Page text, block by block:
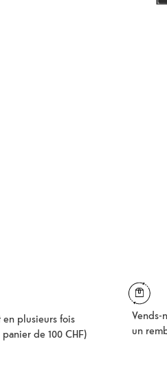
en plusieurs fois
de 100 CHF)
Vends-
un